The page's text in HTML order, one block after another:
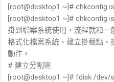
[root@desktop1 ~]# chkconfig
[root@desktop1 ~]# chkconfig
掛到檔案系統使用，流程就和
格式化檔案系統、建立掛載點
動作。
# 建立分割區
[root@desktop1 ~]# fdisk /dev/